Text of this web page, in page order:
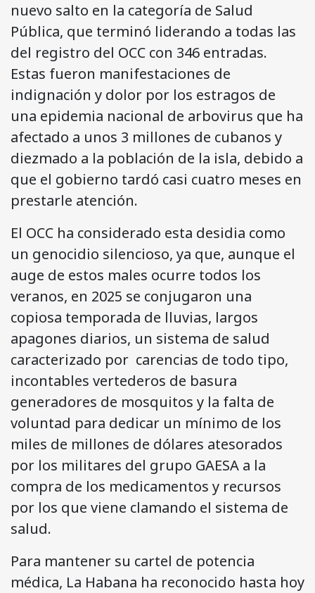
nuevo salto en la categoría de Salud
Pública, que terminó liderando a todas las
del registro del OCC con 346 entradas.
Estas fueron manifestaciones de
indignación y dolor por los estragos de
una epidemia nacional de arbovirus que ha
afectado a unos 3 millones de cubanos y
diezmado a la población de la isla, debido a
que el gobierno tardó casi cuatro meses en
prestarle atención.
El OCC ha considerado esta desidia como
un genocidio silencioso, ya que, aunque el
auge de estos males ocurre todos los
veranos, en 2025 se conjugaron una
copiosa temporada de lluvias, largos
apagones diarios, un sistema de salud
caracterizado por carencias de todo tipo,
incontables vertederos de basura
generadores de mosquitos y la falta de
voluntad para dedicar un mínimo de los
miles de millones de dólares atesorados
por los militares del grupo GAESA a la
compra de los medicamentos y recursos
por los que viene clamando el sistema de
salud.
Para mantener su cartel de potencia
médica, La Habana ha reconocido hasta hoy